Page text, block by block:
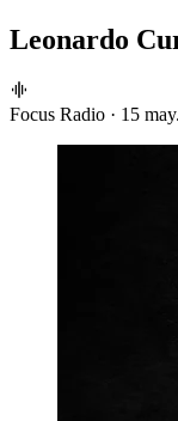
Leonardo
Focus Radio · 15